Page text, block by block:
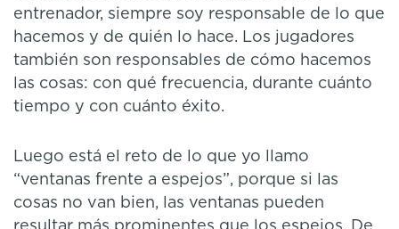
entrenador, siempre soy responsable de lo que
hacemos y de quién lo hace. Los jugadores
también son responsables de cómo hacemos
las cosas: con qué frecuencia, durante cuánto
tiempo y con cuánto éxito.
Luego está el reto de lo que yo llamo
“ventanas frente a espejos”, porque si las
cosas no van bien, las ventanas pueden